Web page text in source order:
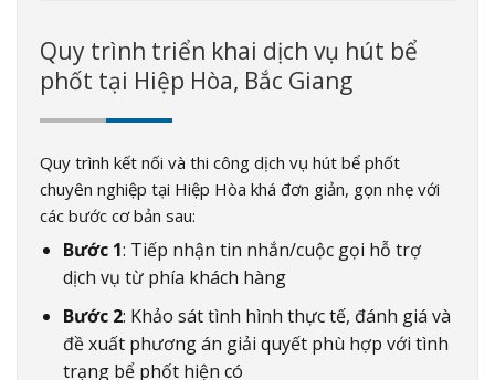
Quy trình triển khai dịch vụ hút bể
phốt tại Hiệp Hòa, Bắc Giang
Quy trình kết nối và thi công dịch vụ hút bể phốt
chuyên nghiệp tại Hiệp Hòa khá đơn giản, gọn nhẹ với
các bước cơ bản sau:
Bước 1: Tiếp nhận tin nhắn/cuộc gọi hỗ trợ
dịch vụ từ phía khách hàng
Bước 2: Khảo sát tình hình thực tế, đánh giá và
đề xuất phương án giải quyết phù hợp với tình
trạng bể phốt hiện có